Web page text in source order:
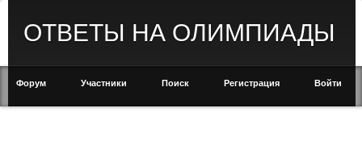
ОТВЕТЫ НА ОЛИМПИАДЫ
Форум Участники Поиск Регистрация Войти